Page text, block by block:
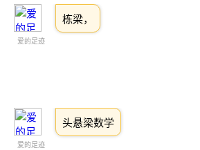
爱的足迹
栋梁，
爱的足迹
头悬梁数学